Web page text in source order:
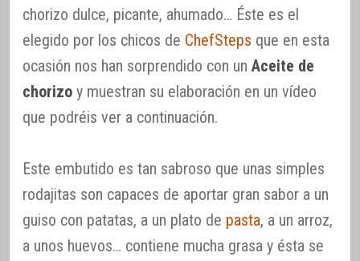
chorizo dulce, picante, ahumado… Éste es el
elegido por los chicos de ChefSteps que en esta
ocasión nos han sorprendido con un Aceite de
chorizo y muestran su elaboración en un vídeo
que podréis ver a continuación.
Este embutido es tan sabroso que unas simples
rodajitas son capaces de aportar gran sabor a un
guiso con patatas, a un plato de pasta, a un arroz,
a unos huevos… contiene mucha grasa y ésta se